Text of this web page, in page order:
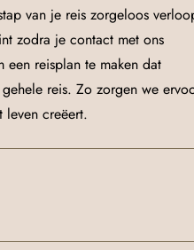
van je reis zorgeloos
zodra je contact met ons
een reisplan te maken dat
reis. Zo zorgen we
leven creëert.